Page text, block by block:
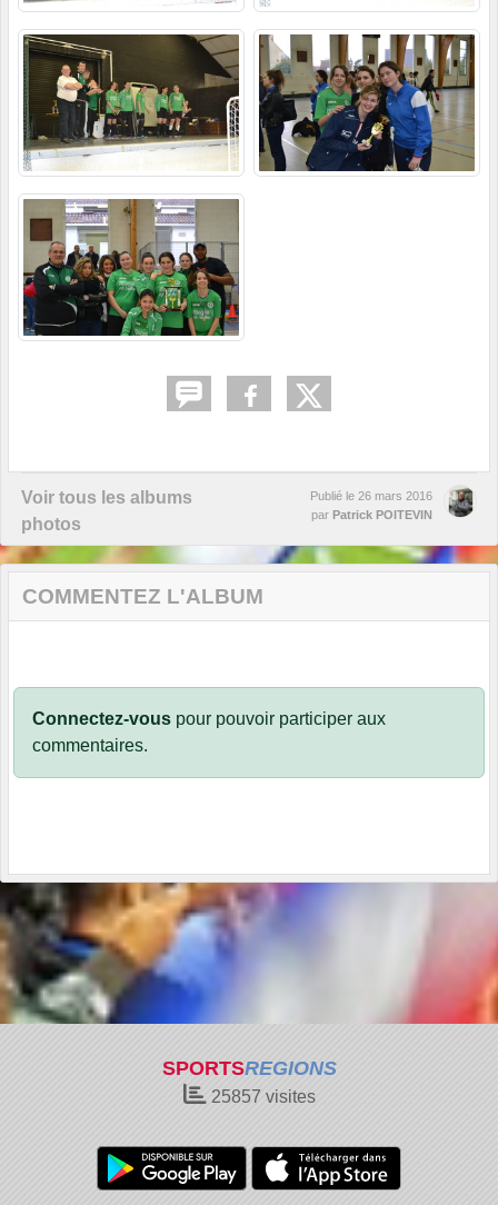
Voir tous les albums
photos
Publié le 26 mars 2016
par Patrick POITEVIN
COMMENTEZ L'ALBUM
Connectez-vous pour pouvoir participer aux
commentaires.
SPORTSREGIONS
25857 visites